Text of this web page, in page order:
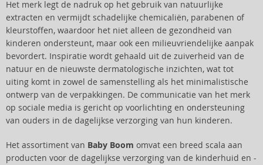
Het merk legt de nadruk op het gebruik van natuurlijke
extracten en vermijdt schadelijke chemicaliën, parabenen of
kleurstoffen, waardoor het niet alleen de gezondheid van
kinderen ondersteunt, maar ook een milieuvriendelijke aanpak
bevordert. Inspiratie wordt gehaald uit de zuiverheid van de
natuur en de nieuwste dermatologische inzichten, wat tot
uiting komt in zowel de samenstelling als het minimalistische
ontwerp van de verpakkingen. De communicatie van het merk
op sociale media is gericht op voorlichting en ondersteuning
van ouders in de dagelijkse verzorging van hun kinderen.
Het assortiment van Baby Boom omvat een breed scala aan
producten voor de dagelijkse verzorging van de kinderhuid en -